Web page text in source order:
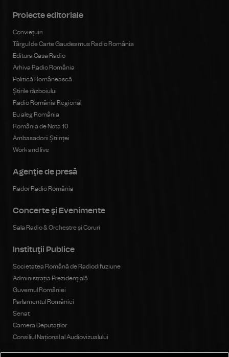
Proiecte editoriale
Conviețuiri
Târgul de Carte Gaudeamus Radio România
Editura Casa Radio
Arhiva Radio România
Politică Românească
Știrile războiului
Radio România Regional
Eu aleg România
România de Nota 10
Ambasadorii Științei
Work and live
Agenţie de presă
Rador Radio România
Concerte şi Evenimente
Sala Radio & Orchestre și Coruri
Instituţii Publice
Societatea Română de Radiodifuziune
Administrația Prezidențială
Guvernul României
Parlamentul României
Senat
Camera Deputaților
Consiliul Național al Audiovizualului